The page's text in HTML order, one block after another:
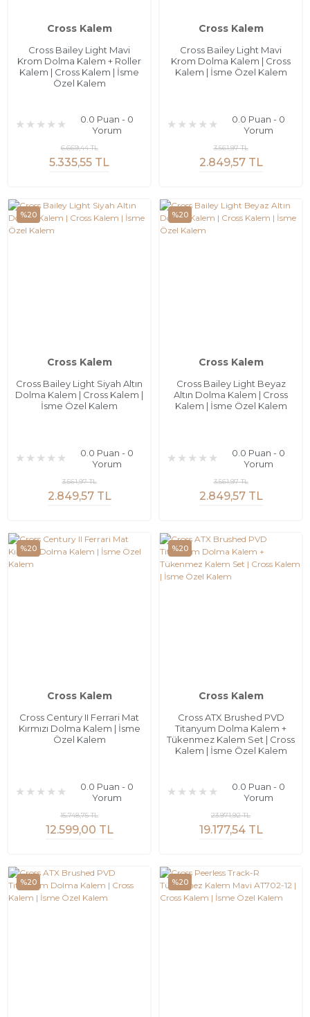
Cross Kalem
Cross Bailey Light Mavi
Krom Dolma Kalem + Roller
Kalem | Cross Kalem | İsme
Özel Kalem
0.0 Puan - 0
Yorum
5.335,55 TL
6.669,44 TL
Cross Kalem
Cross Bailey Light Mavi
Krom Dolma Kalem | Cross
Kalem | İsme Özel Kalem
0.0 Puan - 0
Yorum
2.849,57 TL
3.561,97 TL
%20
Cross Kalem
Cross Bailey Light Siyah Altın
Dolma Kalem | Cross Kalem |
İsme Özel Kalem
0.0 Puan - 0
Yorum
2.849,57 TL
3.561,97 TL
%20
Cross Kalem
Cross Bailey Light Beyaz
Altın Dolma Kalem | Cross
Kalem | İsme Özel Kalem
0.0 Puan - 0
Yorum
2.849,57 TL
3.561,97 TL
%20
Cross Kalem
Cross Century II Ferrari Mat
Kırmızı Dolma Kalem | İsme
Özel Kalem
0.0 Puan - 0
Yorum
12.599,00 TL
15.748,75 TL
%20
Cross Kalem
Cross ATX Brushed PVD
Titanyum Dolma Kalem +
Tükenmez Kalem Set | Cross
Kalem | İsme Özel Kalem
0.0 Puan - 0
Yorum
19.177,54 TL
23.971,92 TL
%20 %20